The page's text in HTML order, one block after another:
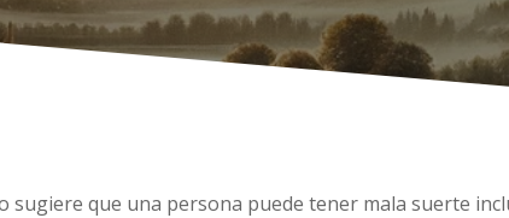
sugiere que una persona puede tener mala suerte